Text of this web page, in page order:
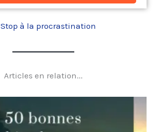
Stop à la procrastination
Articles en relation...